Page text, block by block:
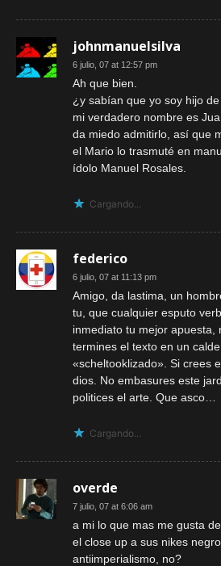
johnmanuelsilva
6 julio, 07 at 12:57 pm
Ah que bien.
¿y sabían que yo soy hijo
mi verdadero nombre es
da miedo admitirlo, así que
el Mario lo trasmuté en
ídolo Manuel Rosales.
Cargando...
federico
6 julio, 07 at 11:13 pm
Amigo, da lastima, un
tu, que cualquier esputo
inmediato tu mejor apuesta,
termines el texto en un
«scheltooklizado». Si crees
dios. No embasures este
politices el arte. Que asco…
Cargando...
overde
7 julio, 07 at 6:06 am
a mi lo que mas me gusta
el close up a sus nikes
antiimperialismo, no?